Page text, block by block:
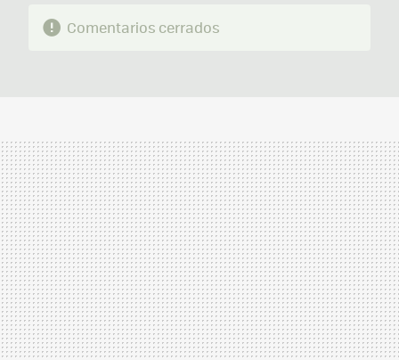
Comentarios cerrados